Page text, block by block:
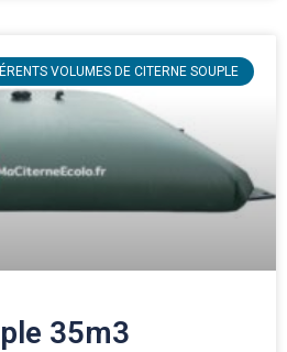
VOLUMES DE CITERNE SOUPLE
35m3